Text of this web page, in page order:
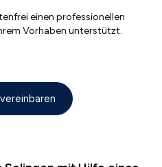
einen professionellen
Vorhaben unterstützt.